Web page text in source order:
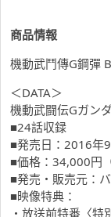
商品情報
機動武鬥傳G鋼彈
＜DATA＞
機動武闘伝Gガン
■24話収録
■発売日：2016年
■価格：34,000円（
■発売・販売元：
■映像特典：
・放送前特番〈特